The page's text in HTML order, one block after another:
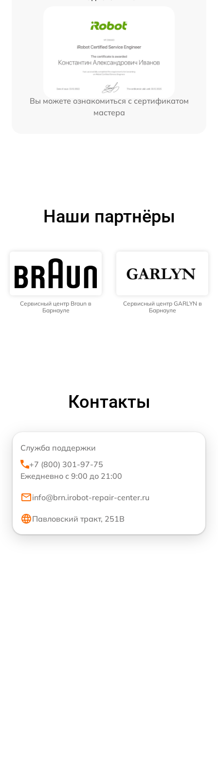
Вы можете ознакомиться с сертификатом
мастера
Наши партнёры
Сервисный центр Braun в
Барнауле
Сервисный центр GARLYN в
Барнауле
Контакты
Служба поддержки
+7 (800) 301-97-75
Ежедневно с 9:00 до 21:00
info@brn.irobot-repair-center.ru
Павловский тракт, 251В